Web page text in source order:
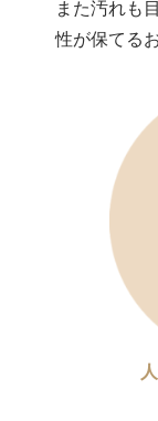
また汚れも
性が保てる